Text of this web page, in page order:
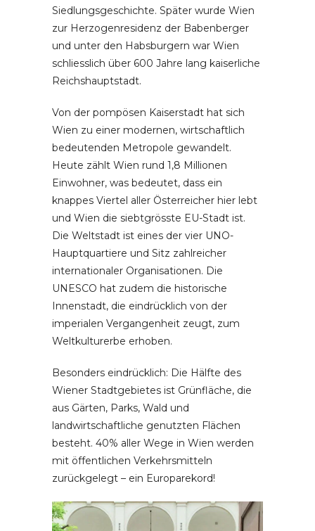
Siedlungsgeschichte. Später wurde Wien
zur Herzogenresidenz der Babenberger
und unter den Habsburgern war Wien
schliesslich über 600 Jahre lang kaiserliche
Reichshauptstadt.
Von der pompösen Kaiserstadt hat sich
Wien zu einer modernen, wirtschaftlich
bedeutenden Metropole gewandelt.
Heute zählt Wien rund 1,8 Millionen
Einwohner, was bedeutet, dass ein
knappes Viertel aller Österreicher hier lebt
und Wien die siebtgrösste EU-Stadt ist.
Die Weltstadt ist eines der vier UNO-
Hauptquartiere und Sitz zahlreicher
internationaler Organisationen. Die
UNESCO hat zudem die historische
Innenstadt, die eindrücklich von der
imperialen Vergangenheit zeugt, zum
Weltkulturerbe erhoben.
Besonders eindrücklich: Die Hälfte des
Wiener Stadtgebietes ist Grünfläche, die
aus Gärten, Parks, Wald und
landwirtschaftliche genutzten Flächen
besteht. 40% aller Wege in Wien werden
mit öffentlichen Verkehrsmitteln
zurückgelegt – ein Europarekord!